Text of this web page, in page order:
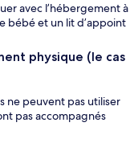
avec l’hébergement à
bébé et un lit d’appoint
physique (le cas
ne peuvent pas utiliser
pas accompagnés